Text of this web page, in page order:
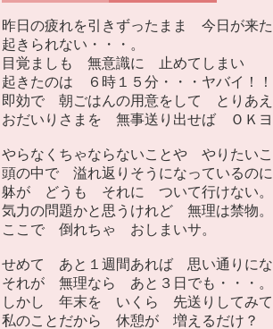
昨日の疲れを引きずったまま 今日が来た
起きられない・・・。
目覚ましも 無意識に 止めてしまい
起きたのは ６時１５分・・・ヤバイ！！
即効で 朝ごはんの用意をして とりあ
おだいりさまを 無事送り出せば ＯＫヨ
やらなくちゃならないことや やりたい
頭の中で 溢れ返りそうになっているのに
躰が どうも それに ついて行けない。
気力の問題かと思うけれど 無理は禁物。
ここで 倒れちゃ おしまいサ。
せめて あと１週間あれば 思い通りにな
それが 無理なら あと３日でも・・・。
しかし 年末を いくら 先送りしてみて
私のことだから 休憩が 増えるだけ？